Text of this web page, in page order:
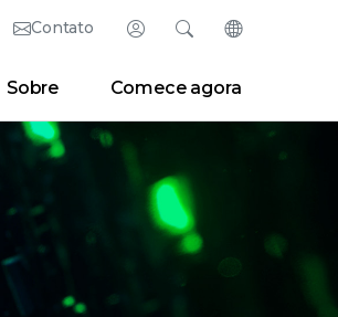
Contato Fazer login
Developer Portal
PesquisarAlterar idioma
English (Inglês)
日本語 (Japonês)
Deutsch (Alemão)
Español (Espanhol)
Français (Francês)
Português (Português)
Sobre Comece agora